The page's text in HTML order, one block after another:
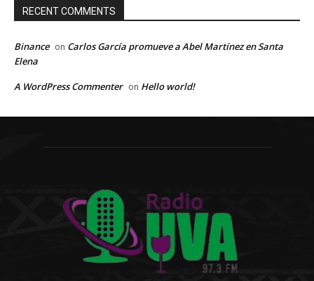
RECENT COMMENTS
Binance on Carlos García promueve a Abel Martínez en Santa
Elena
A WordPress Commenter on Hello world!